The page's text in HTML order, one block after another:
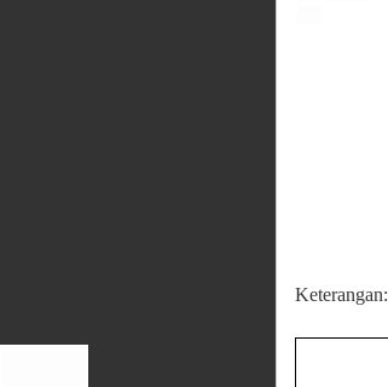
Keterangan: